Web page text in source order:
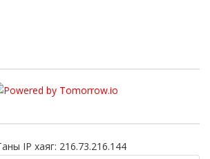
IP хаяг: 216.73.216.144